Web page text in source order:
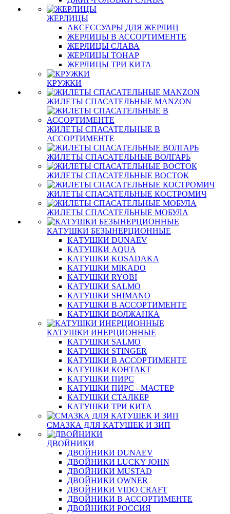
ЖЕРЛИЦЫ
АКСЕССУАРЫ ДЛЯ ЖЕРЛИЦ
ЖЕРЛИЦЫ В АССОРТИМЕНТЕ
ЖЕРЛИЦЫ СЛАВА
ЖЕРЛИЦЫ ТОНАР
ЖЕРЛИЦЫ ТРИ КИТА
КРУЖКИ
ЖИЛЕТЫ СПАСАТЕЛЬНЫЕ MANZON
ЖИЛЕТЫ СПАСАТЕЛЬНЫЕ В
АССОРТИМЕНТЕ
ЖИЛЕТЫ СПАСАТЕЛЬНЫЕ ВОЛГАРЬ
ЖИЛЕТЫ СПАСАТЕЛЬНЫЕ ВОСТОК
ЖИЛЕТЫ СПАСАТЕЛЬНЫЕ КОСТРОМИЧ
ЖИЛЕТЫ СПАСАТЕЛЬНЫЕ МОБУЛА
КАТУШКИ БЕЗЫНЕРЦИОННЫЕ
КАТУШКИ DUNAEV
КАТУШКИ AQUA
КАТУШКИ KOSADAKA
КАТУШКИ MIKADO
КАТУШКИ RYOBI
КАТУШКИ SALMO
КАТУШКИ SHIMANO
КАТУШКИ В АССОРТИМЕНТЕ
КАТУШКИ ВОЛЖАНКА
КАТУШКИ ИНЕРЦИОННЫЕ
КАТУШКИ SALMO
КАТУШКИ STINGER
КАТУШКИ В АССОРТИМЕНТЕ
КАТУШКИ КОНТАКТ
КАТУШКИ ПИРС
КАТУШКИ ПИРС - МАСТЕР
КАТУШКИ СТАЛКЕР
КАТУШКИ ТРИ КИТА
СМАЗКА ДЛЯ КАТУШЕК И ЗИП
ДВОЙНИКИ
ДВОЙНИКИ DUNAEV
ДВОЙНИКИ LUCKY JOHN
ДВОЙНИКИ MUSTAD
ДВОЙНИКИ OWNER
ДВОЙНИКИ VIDO CRAFT
ДВОЙНИКИ В АССОРТИМЕНТЕ
ДВОЙНИКИ РОССИЯ